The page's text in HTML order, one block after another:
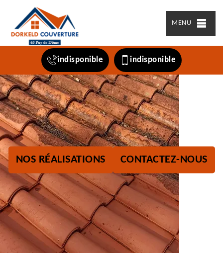
MENU
indisponible indisponible
NOS RÉALISATIONS CONTACTEZ-NOUS